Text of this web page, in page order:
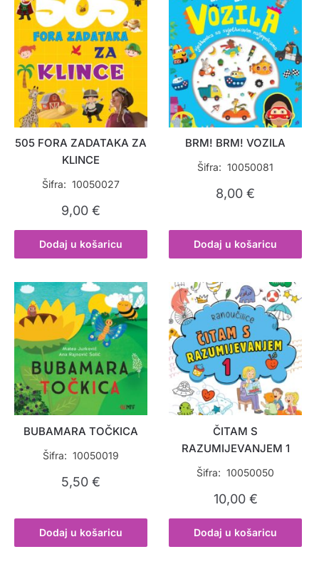
505 FORA ZADATAKA ZA
KLINCE
Šifra: 10050027
9,00€
Dodaj u košaricu
BRM! BRM! VOZILA
Šifra: 10050081
8,00€
Dodaj u košaricu
BUBAMARA TOČKICA
Šifra: 10050019
5,50€
Dodaj u košaricu
ČITAM S
RAZUMIJEVANJEM 1
Šifra: 10050050
10,00 €
Dodaj u košaricu